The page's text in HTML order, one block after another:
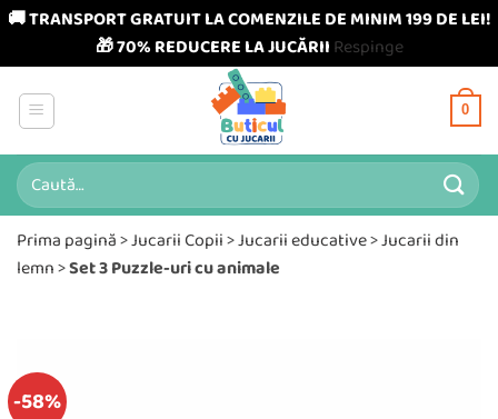
🚚 TRANSPORT GRATUIT LA COMENZILE DE MINIM 199 DE LEI!
🎁 70% REDUCERE LA JUCĂRII Respinge
content
0
Caută
după:
Prima pagină>Jucarii Copii>Jucarii educative>Jucarii din
lemn>Set 3 Puzzle-uri cu animale
-58%